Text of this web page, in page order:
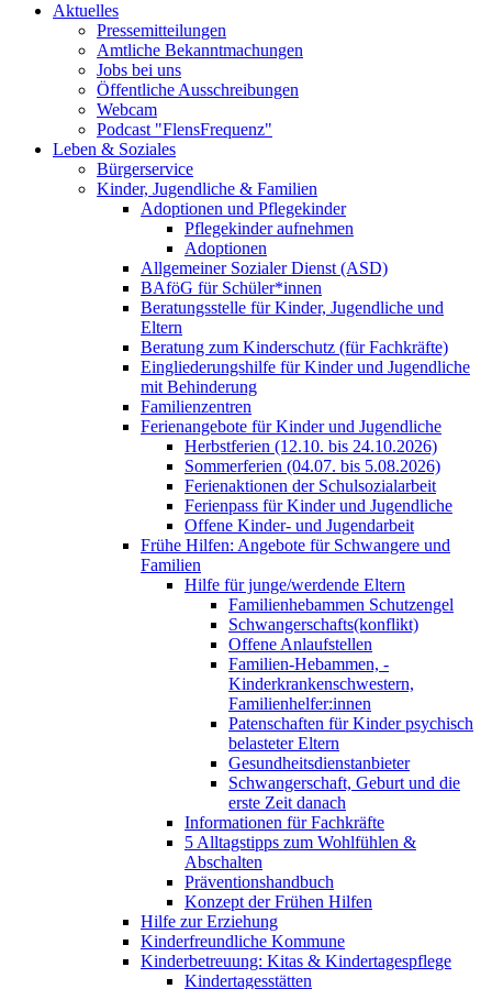
Aktuelles
Pressemitteilungen
Amtliche Bekanntmachungen
Jobs bei uns
Öffentliche Ausschreibungen
Webcam
Podcast "FlensFrequenz"
Leben & Soziales
Bürgerservice
Kinder, Jugendliche & Familien
Adoptionen und Pflegekinder
Pflegekinder aufnehmen
Adoptionen
Allgemeiner Sozialer Dienst (ASD)
BAföG für Schüler*innen
Beratungsstelle für Kinder, Jugendliche und
Eltern
Beratung zum Kinderschutz (für Fachkräfte)
Eingliederungshilfe für Kinder und Jugendliche
mit Behinderung
Familienzentren
Ferienangebote für Kinder und Jugendliche
Herbstferien (12.10. bis 24.10.2026)
Sommerferien (04.07. bis 5.08.2026)
Ferienaktionen der Schulsozialarbeit
Ferienpass für Kinder und Jugendliche
Offene Kinder- und Jugendarbeit
Frühe Hilfen: Angebote für Schwangere und
Familien
Hilfe für junge/werdende Eltern
Familienhebammen Schutzengel
Schwangerschafts(konflikt)
Offene Anlaufstellen
Familien-Hebammen, -
Kinderkrankenschwestern,
Familienhelfer:innen
Patenschaften für Kinder psychisch
belasteter Eltern
Gesundheitsdienstanbieter
Schwangerschaft, Geburt und die
erste Zeit danach
Informationen für Fachkräfte
5 Alltagstipps zum Wohlfühlen &
Abschalten
Präventionshandbuch
Konzept der Frühen Hilfen
Hilfe zur Erziehung
Kinderfreundliche Kommune
Kinderbetreuung: Kitas & Kindertagespflege
Kindertagesstätten